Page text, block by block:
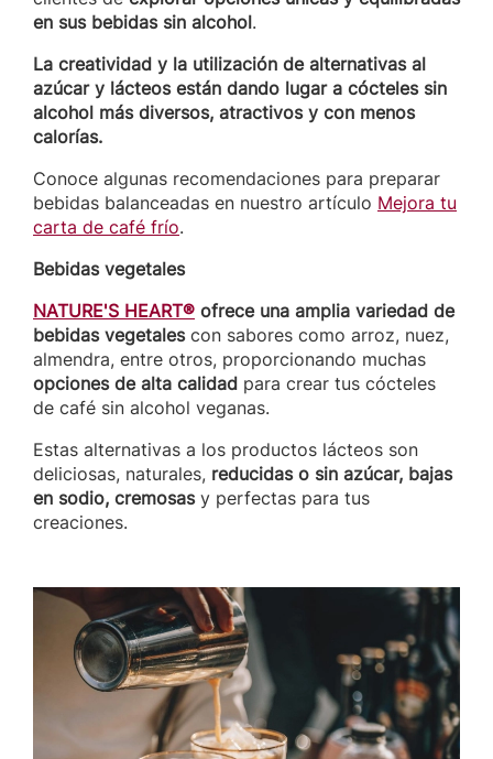
en sus bebidas sin alcohol.
La creatividad y la utilización de alternativas al
azúcar y lácteos están dando lugar a cócteles sin
alcohol más diversos, atractivos y con menos
calorías.
Conoce algunas recomendaciones para preparar
bebidas balanceadas en nuestro artículo Mejora tu
carta de café frío.
Bebidas vegetales
NATURE'S HEART® ofrece una amplia variedad de
bebidas vegetalescon sabores como arroz, nuez,
almendra, entre otros, proporcionando muchas
opciones de alta calidad para crear tus cócteles
de café sin alcohol veganas.
Estas alternativas a los productos lácteos son
deliciosas, naturales, reducidas o sin azúcar, bajas
en sodio, cremosasy perfectas para tus
creaciones.